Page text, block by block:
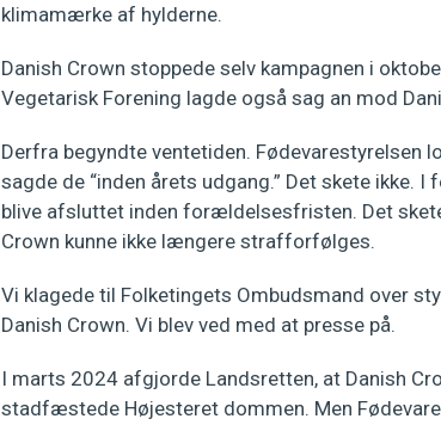
klimamærke af hylderne.
Danish Crown stoppede selv kampagnen i
Vegetarisk Forening lagde også sag an mod
Derfra begyndte ventetiden. Fødevarestyrelsen
sagde de “inden årets udgang.” Det skete ikke.
blive afsluttet inden forældelsesfristen. Det
Crown kunne ikke længere strafforfølges.
Vi klagede til Folketingets Ombudsmand over
Danish Crown. Vi blev ved med at presse på.
I marts 2024 afgjorde Landsretten, at Danish
stadfæstede Højesteret dommen. Men